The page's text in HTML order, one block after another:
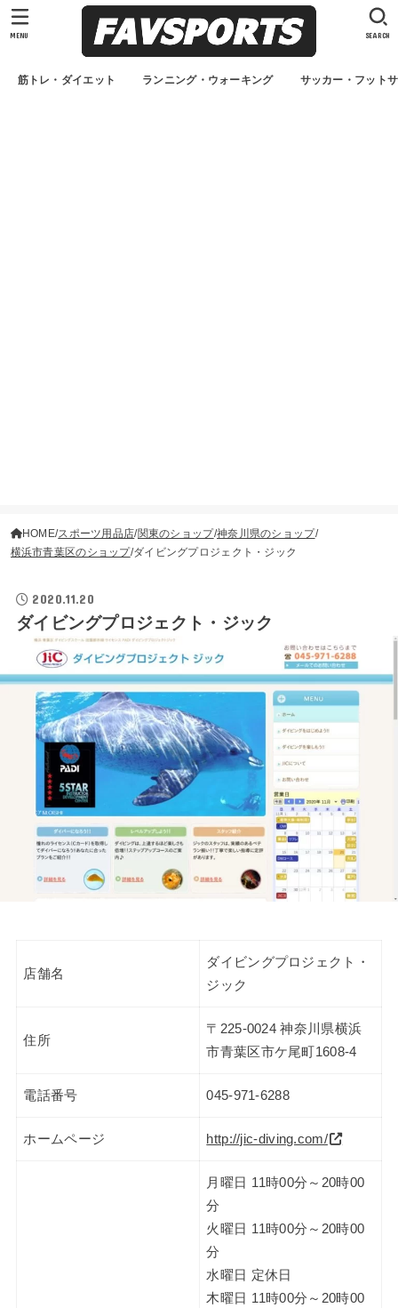
筋トレ・ダイエット ランニング・ウォーキング サッカー・フット
SEARCH
MENU
HOME スポーツ用品店 関東のショップ 神奈川県のショップ
横浜市青葉区のショップ ダイビングプロジェクト・ジック
2020.11.20
ダイビングプロジェクト・ジック
店舗名
ダイビングプロジェクト・
ジック
住所
〒225-0024 神奈川県横浜
市青葉区市ケ尾町1608-4
電話番号 045-971-6288
ホームページ http://jic-diving.com/
月曜日 11時00分～20時00
分
火曜日 11時00分～20時00
分
水曜日 定休日
木曜日 11時00分～20時00